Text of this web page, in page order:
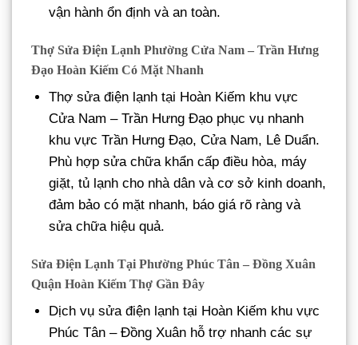
vận hành ổn định và an toàn.
Thợ Sửa Điện Lạnh Phường Cửa Nam – Trần Hưng
Đạo Hoàn Kiếm Có Mặt Nhanh
Thợ sửa điện lạnh tại Hoàn Kiếm khu vực
Cửa Nam – Trần Hưng Đạo phục vụ nhanh
khu vực Trần Hưng Đạo, Cửa Nam, Lê Duẩn.
Phù hợp sửa chữa khẩn cấp điều hòa, máy
giặt, tủ lạnh cho nhà dân và cơ sở kinh doanh,
đảm bảo có mặt nhanh, báo giá rõ ràng và
sửa chữa hiệu quả.
Sửa Điện Lạnh Tại Phường Phúc Tân – Đồng Xuân
Quận Hoàn Kiếm Thợ Gần Đây
Dịch vụ sửa điện lạnh tại Hoàn Kiếm khu vực
Phúc Tân – Đồng Xuân hỗ trợ nhanh các sự